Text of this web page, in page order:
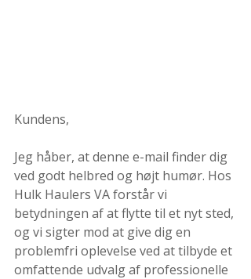
Kundens,
Jeg håber, at denne e-mail finder dig
ved godt helbred og højt humør. Hos
Hulk Haulers VA forstår vi
betydningen af at flytte til et nyt sted,
og vi sigter mod at give dig en
problemfri oplevelse ved at tilbyde et
omfattende udvalg af professionelle